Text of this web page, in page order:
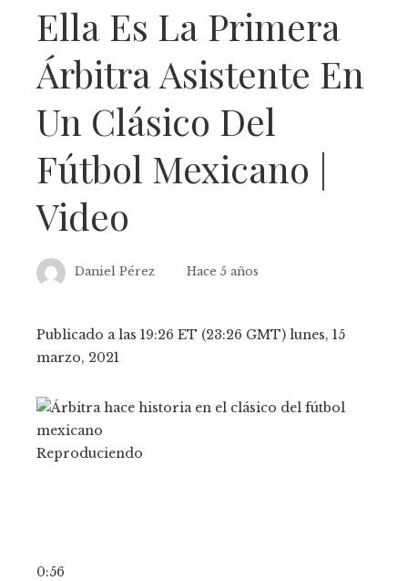
Ella Es La Primera
Árbitra Asistente En
Un Clásico Del
Fútbol Mexicano |
Video
Daniel Pérez Hace 5 años
Publicado a las 19:26 ET (23:26 GMT) lunes, 15
marzo, 2021
Reproduciendo
0:56